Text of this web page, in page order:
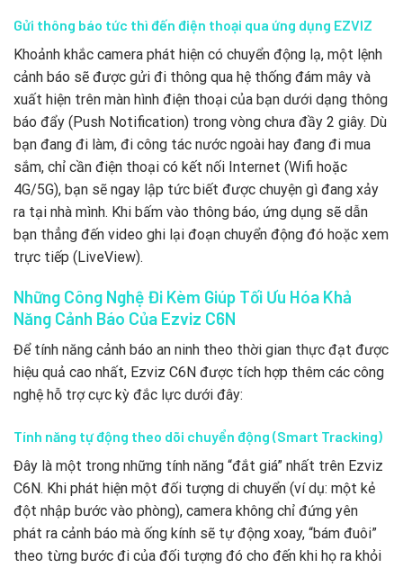
Gửi thông báo tức thì đến điện thoại qua ứng dụng EZVIZ
Khoảnh khắc camera phát hiện có chuyển động lạ, một lệnh
cảnh báo sẽ được gửi đi thông qua hệ thống đám mây và
xuất hiện trên màn hình điện thoại của bạn dưới dạng thông
báo đẩy (Push Notification) trong vòng chưa đầy 2 giây. Dù
bạn đang đi làm, đi công tác nước ngoài hay đang đi mua
sắm, chỉ cần điện thoại có kết nối Internet (Wifi hoặc
4G/5G), bạn sẽ ngay lập tức biết được chuyện gì đang xảy
ra tại nhà mình. Khi bấm vào thông báo, ứng dụng sẽ dẫn
bạn thẳng đến video ghi lại đoạn chuyển động đó hoặc xem
trực tiếp (LiveView).
Những Công Nghệ Đi Kèm Giúp Tối Ưu Hóa Khả
Năng Cảnh Báo Của Ezviz C6N
Để tính năng cảnh báo an ninh theo thời gian thực đạt được
hiệu quả cao nhất, Ezviz C6N được tích hợp thêm các công
nghệ hỗ trợ cực kỳ đắc lực dưới đây:
Tính năng tự động theo dõi chuyển động (Smart Tracking)
Đây là một trong những tính năng “đắt giá” nhất trên Ezviz
C6N. Khi phát hiện một đối tượng di chuyển (ví dụ: một kẻ
đột nhập bước vào phòng), camera không chỉ đứng yên
phát ra cảnh báo mà ống kính sẽ tự động xoay, “bám đuôi”
theo từng bước đi của đối tượng đó cho đến khi họ ra khỏi